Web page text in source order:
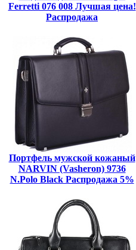
Ferretti 076 008 Лучшая цена!
Распродажа
Портфель мужской кожаный
NARVIN (Vasheron) 9736
N.Polo Black Распродажа 5%